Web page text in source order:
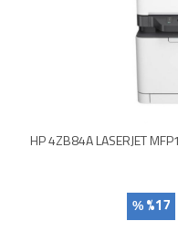
HP 4ZB84A LASERJET
% %17